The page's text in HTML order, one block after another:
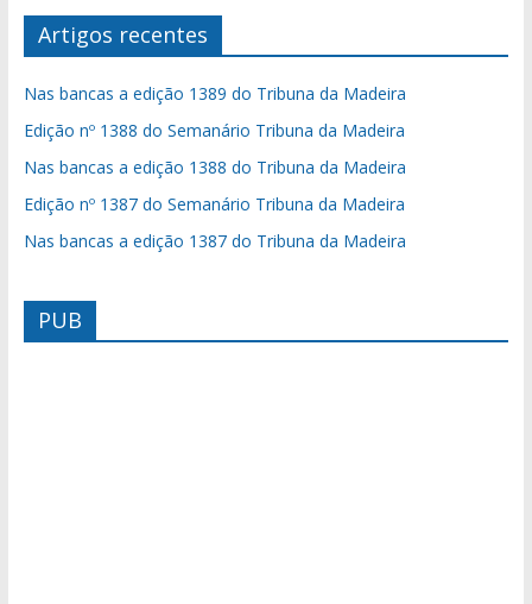
Artigos recentes
Nas bancas a edição 1389 do Tribuna da Madeira
Edição nº 1388 do Semanário Tribuna da Madeira
Nas bancas a edição 1388 do Tribuna da Madeira
Edição nº 1387 do Semanário Tribuna da Madeira
Nas bancas a edição 1387 do Tribuna da Madeira
PUB